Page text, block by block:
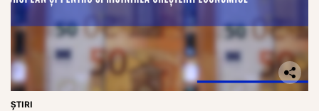
ŞTIRI